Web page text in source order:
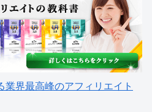
界最高峰のアフィリエイト